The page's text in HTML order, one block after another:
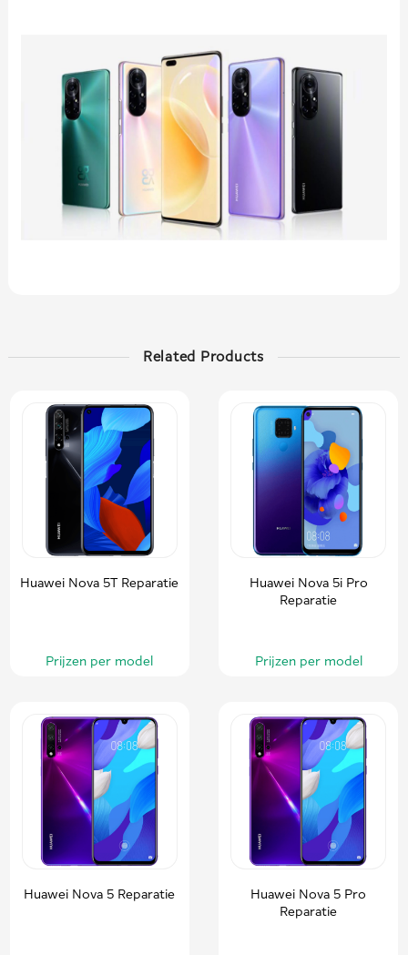
Related Products
Huawei Nova 5T Reparatie
Prijzen per model
Huawei Nova 5i Pro
Reparatie
Prijzen per model
Huawei Nova 5 Reparatie
Huawei Nova 5 Pro
Reparatie